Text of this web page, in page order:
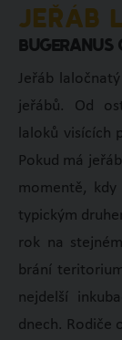
JEŘÁB
Jeřáb
jeřábů. Od
laloků visících
Pokud má
momentě,
typickým
rok na
brání
nejdelší
dnech. Rodiče